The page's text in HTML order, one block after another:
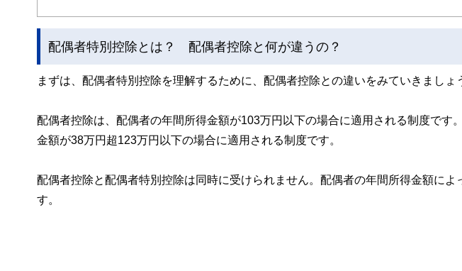
配偶者特別控除とは？ 配偶者控除と何が違うの？
まずは、配偶者特別控除を理解するために、配偶者控除との違いをみていきましょ
配偶者控除は、配偶者の年間所得金額が103万円以下の場合に適用される制度です
金額が38万円超123万円以下の場合に適用される制度です。
配偶者控除と配偶者特別控除は同時に受けられません。配偶者の年間所得金額によ
す。